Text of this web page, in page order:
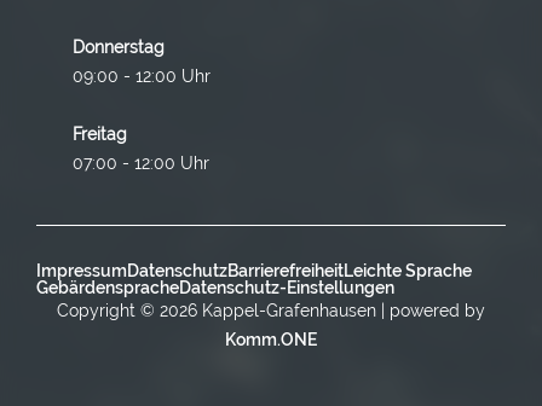
Donnerstag
09:00 - 12:00 Uhr
Freitag
07:00 - 12:00 Uhr
ImpressumDatenschutzBarrierefreiheitLeichte Sprache
GebärdenspracheDatenschutz-Einstellungen
Copyright © 2026 Kappel-Grafenhausen | powered by
Komm.ONE